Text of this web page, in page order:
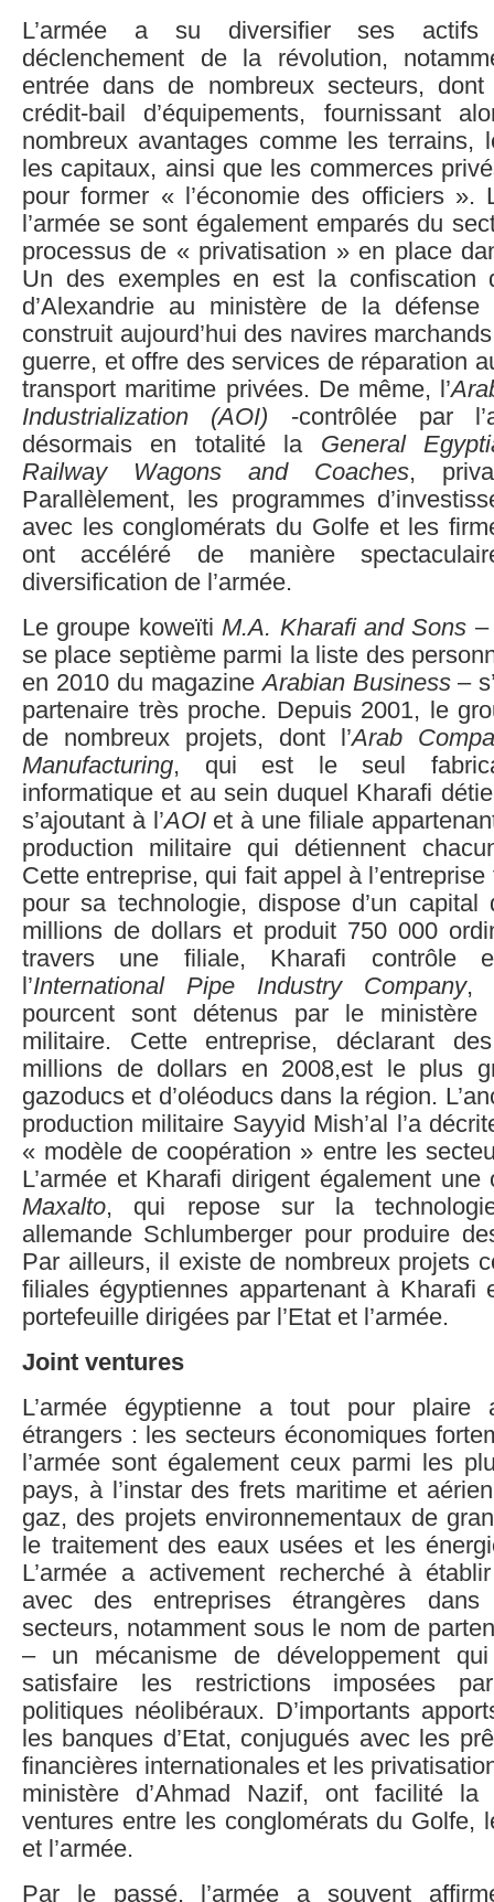
L’armée a su diversifier ses
déclenchement de la révolution,
entrée dans de nombreux secteurs, dont
crédit-bail d’équipements, fournissant
nombreux avantages comme les terrains,
les capitaux, ainsi que les commerces
pour former « l’économie des officiers ».
l’armée se sont également emparés du
processus de « privatisation » en place
Un des exemples en est la confiscation
d’Alexandrie au ministère de la
construit aujourd’hui des navires
guerre, et offre des services de réparation
transport maritime privées. De même, l’
Industrialization (AOI) -contrôlée par
désormais en totalité la General
Railway Wagons and Coaches,
Parallèlement, les programmes
avec les conglomérats du Golfe et les
ont accéléré de manière
diversification de l’armée.
Le groupe koweïtiM.A. Kharafi and Sons –
se place septième parmi la liste des
en 2010 du magazineArabian Business–
partenaire très proche. Depuis 2001, le
de nombreux projets, dont l’Arab
Manufacturing, qui est le seul
informatique et au sein duquel Kharafi
s’ajoutant à l’AOIet à une filiale
production militaire qui détiennent
Cette entreprise, qui fait appel à
pour sa technologie, dispose d’un
millions de dollars et produit 750 000
travers une filiale, Kharafi contrôle
l’International Pipe Industry Company,
pourcent sont détenus par le ministère
militaire. Cette entreprise, déclarant
millions de dollars en 2008,est le plus
gazoducs et d’oléoducs dans la région.
production militaire Sayyid Mish’al l’a
« modèle de coopération » entre les
L’armée et Kharafi dirigent également une
Maxalto, qui repose sur la
allemande Schlumberger pour produire
Par ailleurs, il existe de nombreux projets
filiales égyptiennes appartenant à Kharafi
portefeuille dirigées par l’Etat et l’armée.
Joint ventures
L’armée égyptienne a tout pour plaire
étrangers : les secteurs économiques
l’armée sont également ceux parmi les
pays, à l’instar des frets maritime et
gaz, des projets environnementaux de
le traitement des eaux usées et les
L’armée a activement recherché à
avec des entreprises étrangères
secteurs, notamment sous le nom de
– un mécanisme de développement
satisfaire les restrictions imposées
politiques néolibéraux. D’importants
les banques d’Etat, conjugués avec les
financières internationales et les
ministère d’Ahmad Nazif, ont facilité
ventures entre les conglomérats du Golfe,
et l’armée.
Par le passé, l’armée a souvent